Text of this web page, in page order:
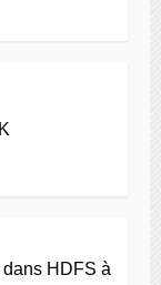
HDFS à